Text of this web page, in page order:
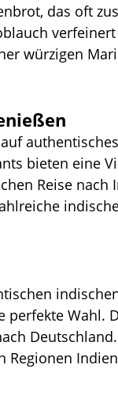
das oft
würzigen
bieten eine
Reise nach
perfekte Wahl.
Regionen